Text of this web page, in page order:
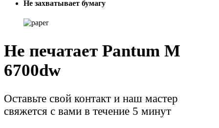
Не захватывает бумагу
Не печатает Pantum M
6700dw
Оставьте свой контакт и наш мастер
свяжется с вами в течение 5 минут